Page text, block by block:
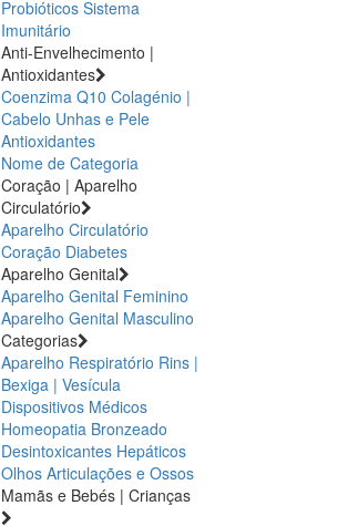
Probióticos Sistema
Imunitário
Anti-Envelhecimento |
Antioxidantes
Coenzima Q10 Colagénio |
Cabelo Unhas e Pele
Antioxidantes
Nome de Categoria
Coração | Aparelho
Circulatório
Aparelho Circulatório
Coração Diabetes
Aparelho Genital
Aparelho Genital Feminino
Aparelho Genital Masculino
Categorias
Aparelho Respiratório Rins |
Bexiga | Vesícula
Dispositivos Médicos
Homeopatia Bronzeado
Desintoxicantes Hepáticos
Olhos Articulações e Ossos
Mamãs e Bebés | Crianças